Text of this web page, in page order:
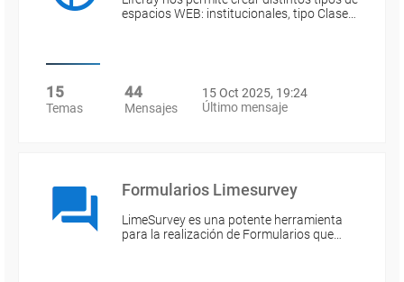
espacios WEB: institucionales, tipo Clase…
15
Temas
44
Mensajes
15 Oct 2025, 19:24
Último mensaje
Formularios Limesurvey
LimeSurvey es una potente herramienta
para la realización de Formularios que…